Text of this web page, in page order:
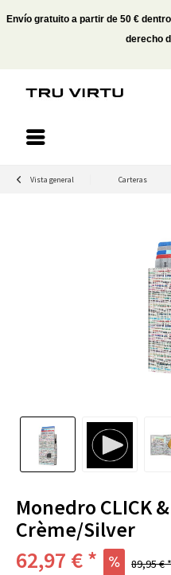
Envío gratuito a partir de 50 €
derecho
Vista general Carteras
Monedro CLICK
Crème/Silver
62,97 € * 89,95 € *